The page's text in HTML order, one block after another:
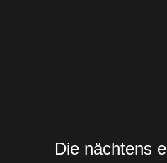
Die nächtens